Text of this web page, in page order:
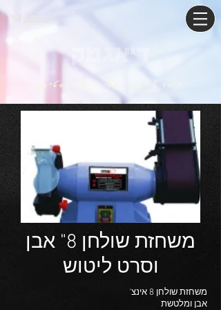
דיאגטק
ציוד למוסך וכלי דיאגנוסטיקה
משחזת שולחן 8" אבן
וסרט ליטוש
משחזת שולחן 8 אינצ'
אבן ומלטשת